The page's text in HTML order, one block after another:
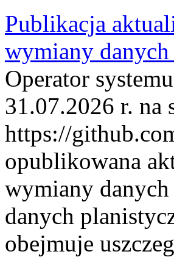
Publikacja
wymiany
Operator
31.07.2026 r. na
https://
opublikowana
wymiany
danych
obejmuje